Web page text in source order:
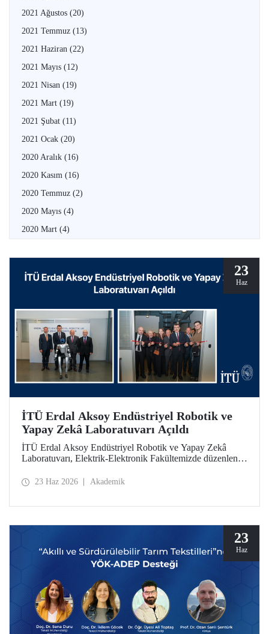
2021 Ağustos (20)
2021 Temmuz (13)
2021 Haziran (22)
2021 Mayıs (12)
2021 Nisan (19)
2021 Mart (19)
2021 Şubat (11)
2021 Ocak (20)
2020 Aralık (16)
2020 Kasım (16)
2020 Temmuz (2)
2020 Mayıs (4)
2020 Mart (4)
23
Haz
İTÜ Erdal Aksoy Endüstriyel Robotik ve
Yapay Zekâ Laboratuvarı Açıldı
İTÜ Erdal Aksoy Endüstriyel Robotik ve Yapay Zekâ
Laboratuvarı, Elektrik-Elektronik Fakültemizde düzenlenen
23 Haz 2026 Akademik
23
Haz